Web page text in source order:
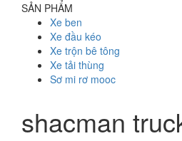
SẢN PHẨM
Xe ben
Xe đầu kéo
Xe trộn bê tông
Xe tải thùng
Sơ mi rơ mooc
shacman